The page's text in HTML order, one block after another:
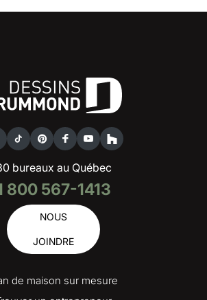
bureaux au Québec
800 567-1413
NOUS
JOINDRE
de maison sur mesure